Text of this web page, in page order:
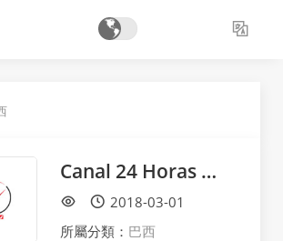
Canal 24 Horas TV
2018-03-01
所屬分類： 巴西